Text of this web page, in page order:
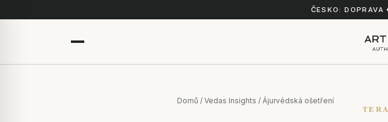
ČESKO:
Domů / Vedas Insights / Ájurvédská ošetření